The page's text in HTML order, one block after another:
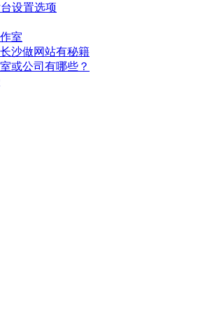
设置选项
室
沙做网站有秘籍
或公司有哪些？